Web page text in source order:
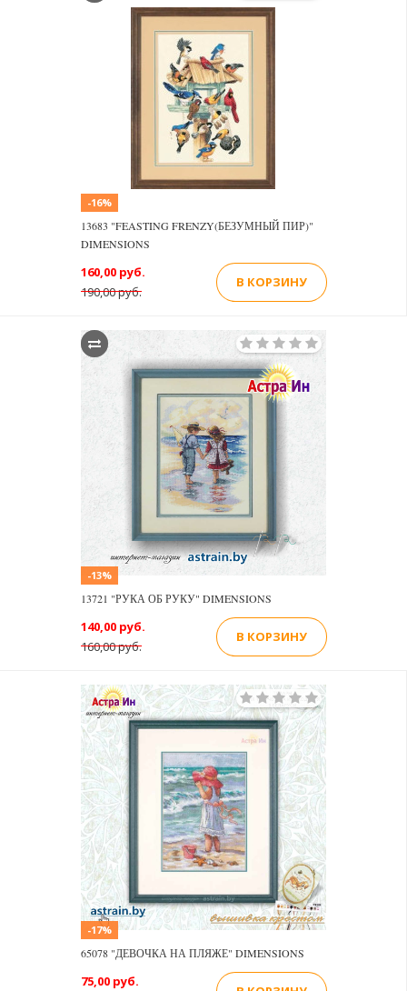
-16%
13683 "FEASTING FRENZY(БЕЗУМНЫЙ ПИР)"
DIMENSIONS
190,00 руб.
160,00 руб.
В КОРЗИНУ
-13%
13721 "РУКА ОБ РУКУ" DIMENSIONS
160,00 руб.
140,00 руб.
В КОРЗИНУ
-17%
65078 "ДЕВОЧКА НА ПЛЯЖЕ" DIMENSIONS
75,00 руб.